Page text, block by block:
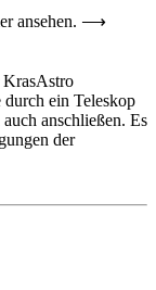
ansehen. ⟶
KrasAstro
durch ein Teleskop
anschließen. Es
der